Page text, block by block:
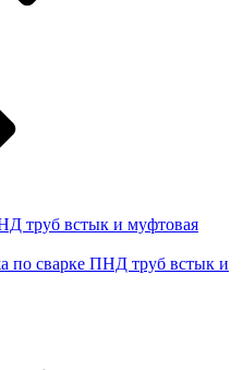
труб встык и муфтовая
по сварке ПНД труб встык и